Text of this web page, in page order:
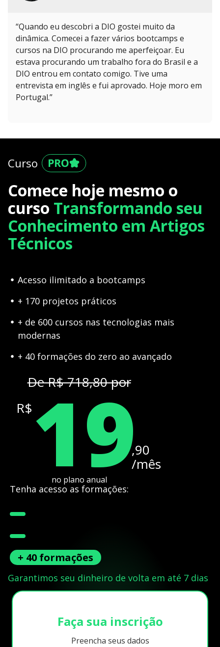
“Quando eu descobri a DIO gostei muito da
dinâmica. Comecei a fazer vários bootcamps e
cursos na DIO procurando me aperfeiçoar. Eu
estava procurando um trabalho fora do Brasil e a
DIO entrou em contato comigo. Tive uma
entrevista em inglês e fui aprovado. Hoje moro em
Portugal.”
Curso
Comece hoje mesmo o
curso Transformando seu
Conhecimento em Artigos
Técnicos
Acesso ilimitado a bootcamps
+ 170 projetos práticos
+ de 600 cursos nas tecnologias mais
modernas
+ 40 formações do zero ao avançado
De R$ 718,80 por
R$ 19,90
/mês
no plano anual
Tenha acesso as formações:
+ 40 formações
Garantimos seu dinheiro de volta em até 7 dias
Faça sua inscrição
Preencha seus dados